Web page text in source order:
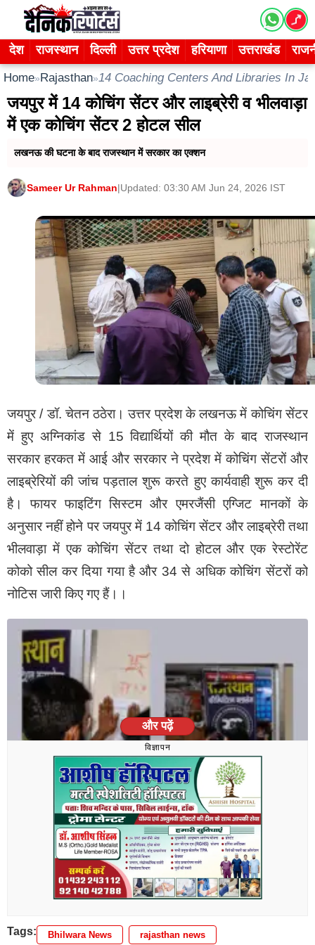
content
देश राजस्थान दिल्ली उत्तर प्रदेश हरियाणा उत्तराखंड
Home»Rajasthan»14 Coaching Centers And Libraries In
जयपुर में 14 कोचिंग सेंटर और लाइब्रेरी व भीलवाड़ा
में एक कोचिंग सेंटर 2 होटल सील
लखनऊ की घटना के बाद राजस्थान में सरकार का एक्शन
Sameer Ur Rahman|Updated: 03:30 AM Jun 24, 2026 IST
जयपुर / डॉ. चेतन ठठेरा। उत्तर प्रदेश के लखनऊ में कोचिंग सेंटर
में हुए अग्निकांड से 15 विद्यार्थियों की मौत के बाद राजस्थान
सरकार हरकत में आई और सरकार ने प्रदेश में कोचिंग सेंटरों और
लाइब्रेरियों की जांच पड़ताल शुरू करते हुए कार्यवाही शुरू कर दी
है। फायर फाइटिंग सिस्टम और एमरजैंसी एग्जिट मानकों के
अनुसार नहीं होने पर जयपुर में 14 कोचिंग सेंटर और लाइब्रेरी तथा
भीलवाड़ा में एक कोचिंग सेंटर तथा दो होटल और एक रेस्टोरेंट
कोको सील कर दिया गया है और 34 से अधिक कोचिंग सेंटरों को
नोटिस जारी किए गए हैं।।
और पढ़ें
विज्ञापन
Tags: Bhilwara News rajasthan news